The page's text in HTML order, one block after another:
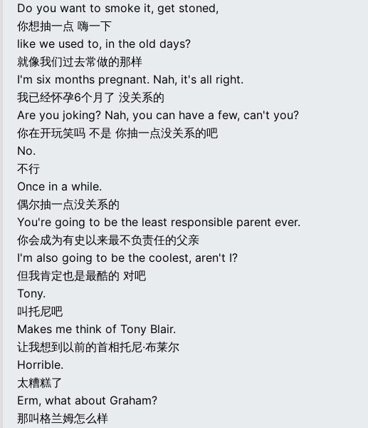
Do you want to smoke it, get stoned,
你想抽一点 嗨一下
like we used to, in the old days?
就像我们过去常做的那样
I'm six months pregnant. Nah, it's all right.
我已经怀孕6个月了 没关系的
Are you joking? Nah, you can have a few, can't you?
你在开玩笑吗 不是 你抽一点没关系的吧
No.
不行
Once in a while.
偶尔抽一点没关系的
You're going to be the least responsible parent ever.
你会成为有史以来最不负责任的父亲
I'm also going to be the coolest, aren't I?
但我肯定也是最酷的 对吧
Tony.
叫托尼吧
Makes me think of Tony Blair.
让我想到以前的首相托尼·布莱尔
Horrible.
太糟糕了
Erm, what about Graham?
那叫格兰姆怎么样